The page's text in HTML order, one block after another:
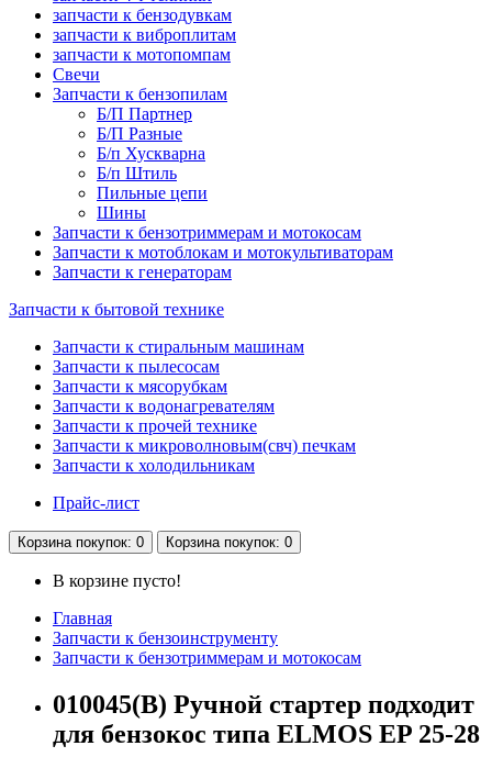
запчасти к бензодувкам
запчасти к виброплитам
запчасти к мотопомпам
Свечи
Запчасти к бензопилам
Б/П Партнер
Б/П Разные
Б/п Хускварна
Б/п Штиль
Пильные цепи
Шины
Запчасти к бензотриммерам и мотокосам
Запчасти к мотоблокам и мотокультиваторам
Запчасти к генераторам
Запчасти к бытовой технике
Запчасти к стиральным машинам
Запчасти к пылесосам
Запчасти к мясорубкам
Запчасти к водонагревателям
Запчасти к прочей технике
Запчасти к микроволновым(свч) печкам
Запчасти к холодильникам
Прайс-лист
Корзина покупок: 0 Корзина покупок: 0
В корзине пусто!
Главная
Запчасти к бензоинструменту
Запчасти к бензотриммерам и мотокосам
010045(B) Ручной стартер подходит
для бензокос типа ELMOS EP 25-28